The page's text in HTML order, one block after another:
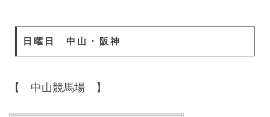
日曜日 中山・阪神
【 中山競馬場 】